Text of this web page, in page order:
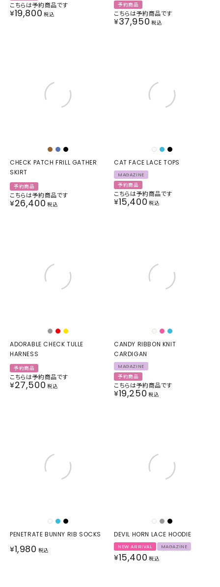
こちらは予約商品です
¥19,800 税込
予約商品
こちらは予約商品です
¥37,950 税込
CHECK PATCH FRILL GATHER
SKIRT
予約商品
こちらは予約商品です
¥26,400 税込
CAT FACE LACE TOPS
MAGAZINE
予約商品
こちらは予約商品です
¥15,400 税込
ADORABLE CHECK TULLE
HARNESS
予約商品
こちらは予約商品です
¥27,500 税込
CANDY RIBBON KNIT
CARDIGAN
MAGAZINE
予約商品
こちらは予約商品です
¥19,250 税込
PENETRATE BUNNY RIB SOCKS
¥1,980 税込
DEVIL HORN LACE HOODIE
NEW ARRIVAL MAGAZINE
¥15,400 税込